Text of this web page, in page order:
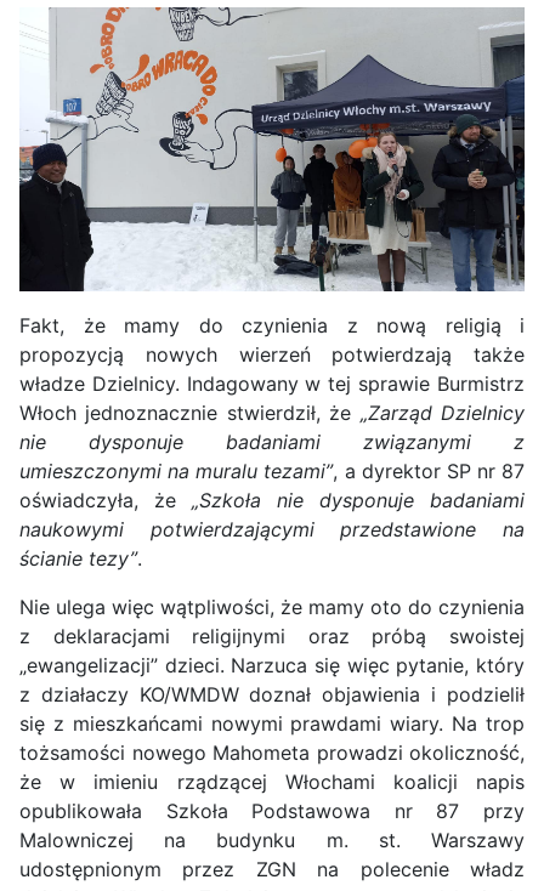
Fakt, że mamy do czynienia z nową religią i
propozycją nowych wierzeń potwierdzają także
władze Dzielnicy. Indagowany w tej sprawie Burmistrz
Włoch jednoznacznie stwierdził, że „Zarząd Dzielnicy
nie dysponuje badaniami związanymi z
umieszczonymi na muralu tezami”, a dyrektor SP nr 87
oświadczyła, że „Szkoła nie dysponuje badaniami
naukowymi potwierdzającymi przedstawione na
ścianie tezy”.
Nie ulega więc wątpliwości, że mamy oto do czynienia
z deklaracjami religijnymi oraz próbą swoistej
„ewangelizacji” dzieci. Narzuca się więc pytanie, który
z działaczy KO/WMDW doznał objawienia i podzielił
się z mieszkańcami nowymi prawdami wiary. Na trop
tożsamości nowego Mahometa prowadzi okoliczność,
że w imieniu rządzącej Włochami koalicji napis
opublikowała Szkoła Podstawowa nr 87 przy
Malowniczej na budynku m. st. Warszawy
udostępnionym przez ZGN na polecenie władz